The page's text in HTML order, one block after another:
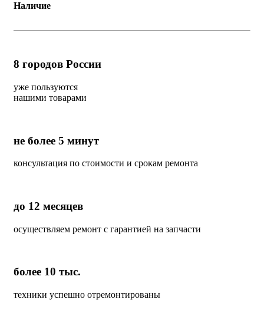
Наличие
8 городов России
уже пользуются
нашими товарами
не более 5 минут
консультация по стоимости и срокам ремонта
до 12 месяцев
осуществляем ремонт с гарантией на запчасти
более 10 тыс.
техники успешно отремонтированы